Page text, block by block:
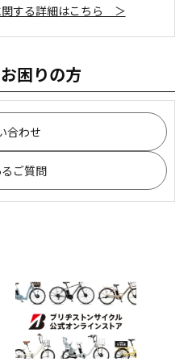
関する詳細はこちら ＞
困りの方
合わせ
ご質問